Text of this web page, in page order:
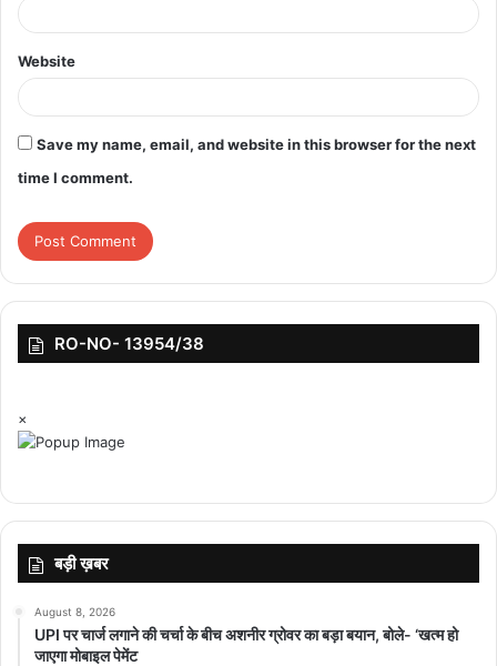
Website
Save my name, email, and website in this browser for the next
time I comment.
RO-NO- 13954/38
×
बड़ी ख़बर
August 8, 2026
UPI पर चार्ज लगाने की चर्चा के बीच अशनीर ग्रोवर का बड़ा बयान, बोले- ‘खत्म हो
जाएगा मोबाइल पेमेंट